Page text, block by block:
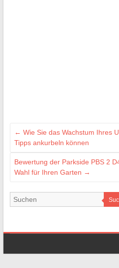
← Wie Sie das Wachstum Ihres
Tipps ankurbeln können
Bewertung der Parkside PBS 2
Wahl für Ihren Garten →